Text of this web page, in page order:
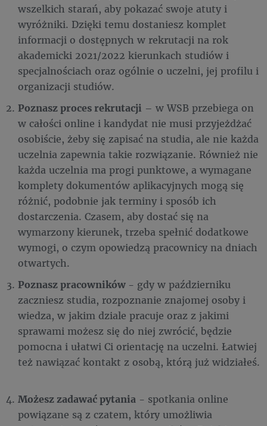
wszelkich starań, aby pokazać swoje atuty i
wyróżniki. Dzięki temu dostaniesz komplet
informacji o dostępnych w rekrutacji na rok
akademicki 2021/2022 kierunkach studiów i
specjalnościach oraz ogólnie o uczelni, jej profilu i
organizacji studiów.
Poznasz proces rekrutacji – w WSB przebiega on
w całości online i kandydat nie musi przyjeżdżać
osobiście, żeby się zapisać na studia, ale nie każda
uczelnia zapewnia takie rozwiązanie. Również nie
każda uczelnia ma progi punktowe, a wymagane
komplety dokumentów aplikacyjnych mogą się
różnić, podobnie jak terminy i sposób ich
dostarczenia. Czasem, aby dostać się na
wymarzony kierunek, trzeba spełnić dodatkowe
wymogi, o czym opowiedzą pracownicy na dniach
otwartych.
Poznasz pracowników - gdy w październiku
zaczniesz studia, rozpoznanie znajomej osoby i
wiedza, w jakim dziale pracuje oraz z jakimi
sprawami możesz się do niej zwrócić, będzie
pomocna i ułatwi Ci orientację na uczelni. Łatwiej
też nawiązać kontakt z osobą, którą już widziałeś.
Możesz zadawać pytania - spotkania online
powiązane są z czatem, który umożliwia